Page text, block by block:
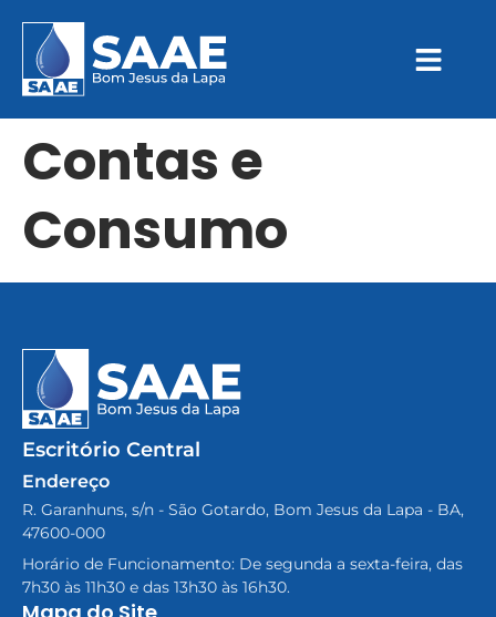
Contas e
Consumo
Escritório Central
Endereço
R. Garanhuns, s/n - São Gotardo, Bom Jesus da Lapa - BA,
47600-000
Horário de Funcionamento: De segunda a sexta-feira, das
7h30 às 11h30 e das 13h30 às 16h30.